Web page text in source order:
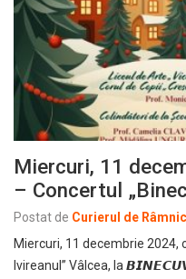
Miercuri, 11
– Concertul
Postat de Curierul de Râmnic
Miercuri, 11 decembrie 2024,
Ivireanul” Vâlcea, la